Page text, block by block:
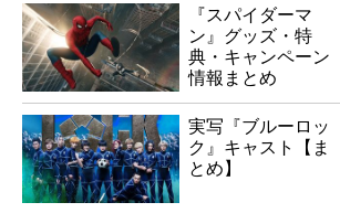
『スパイダーマ
ン』グッズ・特
典・キャンペーン
情報まとめ
実写『ブルーロッ
ク』キャスト【ま
とめ】